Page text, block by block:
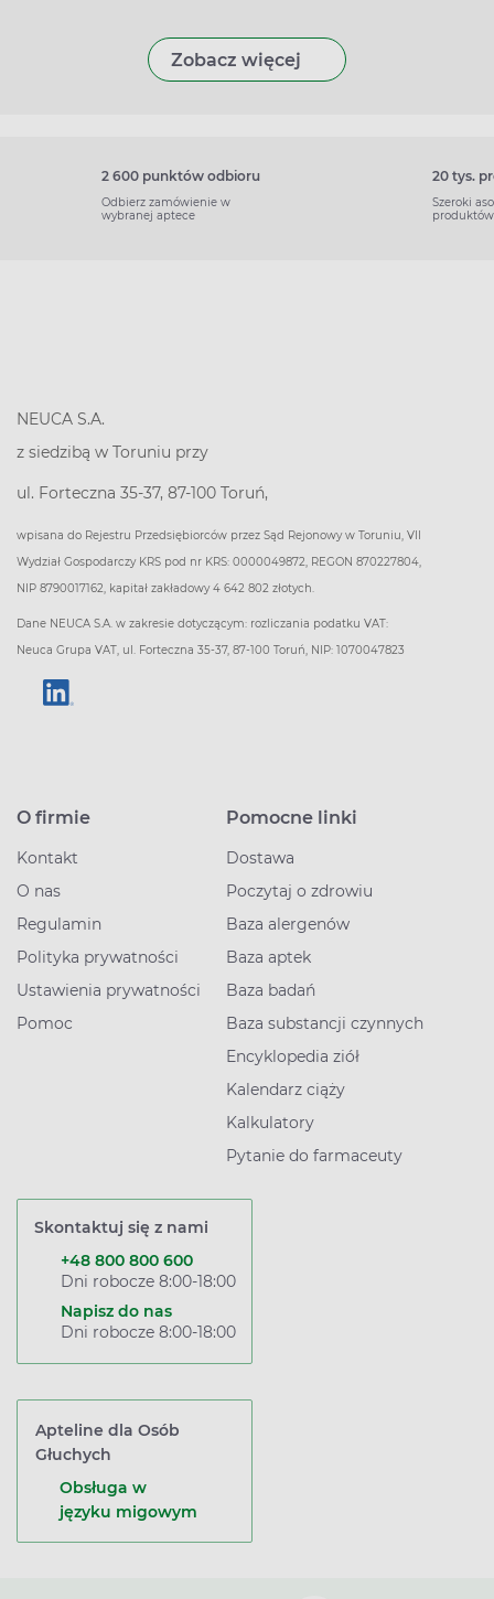
Zobacz więcej
2 600 punktów odbioru
Odbierz zamówienie w
wybranej aptece
20 tys.
Szeroki
produktów
NEUCA S.A.
z siedzibą w Toruniu przy
ul. Forteczna 35-37, 87-100 Toruń,
wpisana do Rejestru Przedsiębiorców przez Sąd Rejonowy w Toruniu, VII
Wydział Gospodarczy KRS pod nr KRS: 0000049872, REGON 870227804,
NIP 8790017162, kapitał zakładowy 4 642 802 złotych.
Dane NEUCA S.A. w zakresie dotyczącym: rozliczania podatku VAT:
Neuca Grupa VAT, ul. Forteczna 35-37, 87-100 Toruń, NIP: 1070047823
O firmie
Kontakt
O nas
Regulamin
Polityka prywatności
Ustawienia prywatności
Pomoc
Pomocne linki
Dostawa
Poczytaj o zdrowiu
Baza alergenów
Baza aptek
Baza badań
Baza substancji czynnych
Encyklopedia ziół
Kalendarz ciąży
Kalkulatory
Pytanie do farmaceuty
Skontaktuj się z nami
+48 800 800 600
Dni robocze 8:00-18:00
Napisz do nas
Dni robocze 8:00-18:00
Apteline dla Osób
Głuchych
Obsługa w
języku migowym